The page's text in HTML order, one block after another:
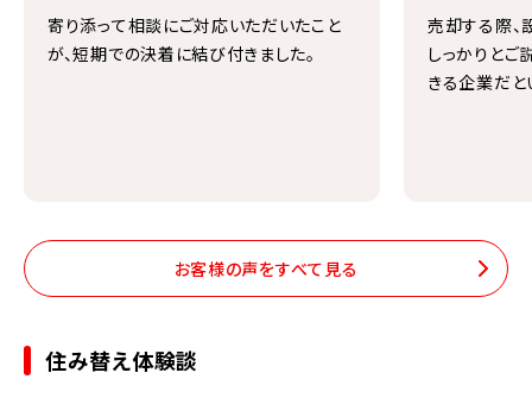
寄り添って相談にご対応いただいたこと
が、短期での決着に結び付きました。
売却する際
しっかりとご
きる企業だと
お客様の声をすべて見る
住み替え体験談